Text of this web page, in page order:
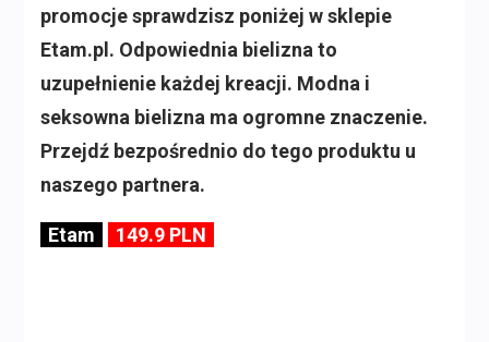
promocje sprawdzisz poniżej w sklepie
Etam.pl. Odpowiednia bielizna to
uzupełnienie każdej kreacji. Modna i
seksowna bielizna ma ogromne znaczenie.
Przejdź bezpośrednio do tego produktu u
naszego partnera.
Etam 149.9 PLN